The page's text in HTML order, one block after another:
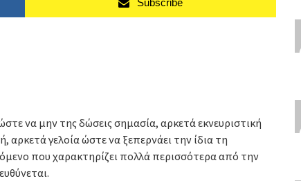
να μην της δώσεις σημασία, αρκετά εκνευριστική
αρκετά γελοία ώστε να ξεπερνάει την ίδια τη
που χαρακτηρίζει πολλά περισσότερα από την